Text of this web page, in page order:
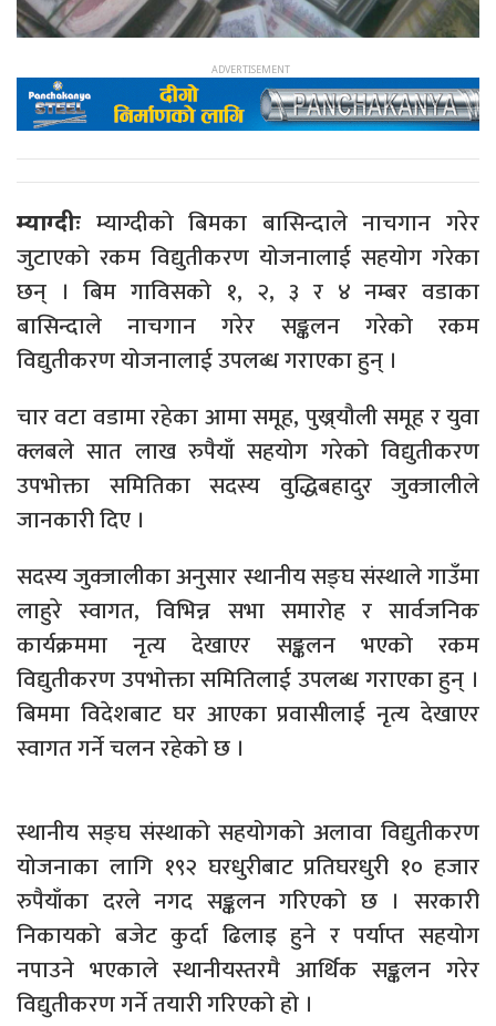
म्याग्दीः म्याग्दीको बिमका बासिन्दाले नाचगान गरेर
जुटाएको रकम विद्युतीकरण योजनालाई सहयोग गरेका
छन् । बिम गाविसको १, २, ३ र ४ नम्बर वडाका
बासिन्दाले नाचगान गरेर सङ्कलन गरेको रकम
विद्युतीकरण योजनालाई उपलब्ध गराएका हुन् ।
चार वटा वडामा रहेका आमा समूह, पुख्र्यौली समूह र युवा
क्लबले सात लाख रुपैयाँ सहयोग गरेको विद्युतीकरण
उपभोक्ता समितिका सदस्य वुद्धिबहादुर जुक्जालीले
जानकारी दिए ।
सदस्य जुक्जालीका अनुसार स्थानीय सङ्घ संस्थाले गाउँमा
लाहुरे स्वागत, विभिन्न सभा समारोह र सार्वजनिक
कार्यक्रममा नृत्य देखाएर सङ्कलन भएको रकम
विद्युतीकरण उपभोक्ता समितिलाई उपलब्ध गराएका हुन् ।
बिममा विदेशबाट घर आएका प्रवासीलाई नृत्य देखाएर
स्वागत गर्ने चलन रहेको छ ।
स्थानीय सङ्घ संस्थाको सहयोगको अलावा विद्युतीकरण
योजनाका लागि १९२ घरधुरीबाट प्रतिघरधुरी १० हजार
रुपैयाँका दरले नगद सङ्कलन गरिएको छ । सरकारी
निकायको बजेट कुर्दा ढिलाइ हुने र पर्याप्त सहयोग
नपाउने भएकाले स्थानीयस्तरमै आर्थिक सङ्कलन गरेर
विद्युतीकरण गर्ने तयारी गरिएको हो ।